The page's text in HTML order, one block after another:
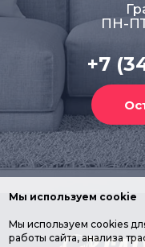
ПН-ПТ
+7
Мы используем cookie
Мы используем cookies
работы сайта, анализа